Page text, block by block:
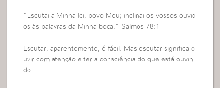
“Escutai a Minha lei, povo Meu; inclinai os vossos ouvid
os às palavras da Minha boca.” Salmos 78:1
Escutar, aparentemente, é fácil. Mas escutar significa o
uvir com atenção e ter a consciência do que está ouvin
do.